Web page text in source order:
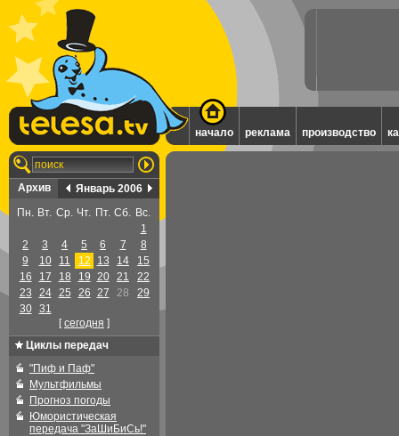
начало реклама производство
Архив
Январь 2006
Пн. Вт. Ср. Чт. Пт. Сб. Вс.
1
2
3 4 5 6 7
8
9
10 11 12 13 14
15
16
17 18 19 20 21
22
23
24 25 26 27 28
29
30
31
[cегодня ]
Циклы передач
"Пиф и Паф"
Мультфильмы
Прогноз погоды
Юмористическая
передача "ЗаШиБиСь!"